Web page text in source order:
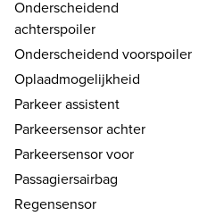
Onderscheidend
achterspoiler
Onderscheidend voorspoiler
Oplaadmogelijkheid
Parkeer assistent
Parkeersensor achter
Parkeersensor voor
Passagiersairbag
Regensensor